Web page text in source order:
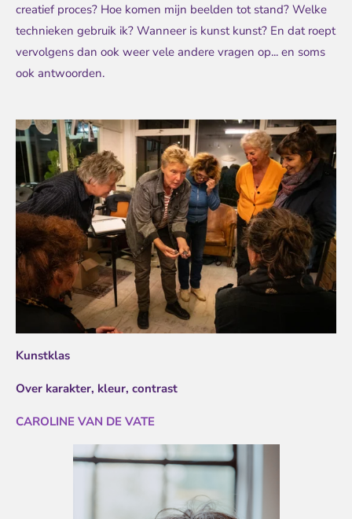
creatief proces? Hoe komen mijn beelden tot stand? Welke
technieken gebruik ik? Wanneer is kunst kunst? En dat roept
vervolgens dan ook weer vele andere vragen op... en soms
ook antwoorden.
Kunstklas
Over karakter, kleur, contrast
CAROLINE VAN DE VATE